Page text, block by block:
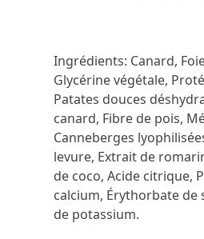
Ingrédients: Canard,
Glycérine végétale,
Patates douces
canard, Fibre de pois,
Canneberges
levure, Extrait de
de coco, Acide citrique,
calcium, Érythorbate de
de potassium.